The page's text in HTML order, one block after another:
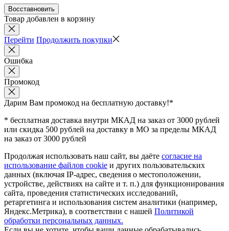
Восставновить
Товар добавлен в корзину
Перейти Продолжить покупки
Ошибка
Промокод
Дарим Вам промокод на бесплатную доставку!*
* бесплатная доставка внутри МКАД на заказ от 3000 рублей
или скидка 500 рублей на доставку в МО за пределы МКАД
на заказ от 3000 рублей
Продолжая использовать наш сайт, вы даёте согласие на
использование файлов cookie и других пользовательских
данных (включая IP-адрес, сведения о местоположении,
устройстве, действиях на сайте и т. п.) для функционирования
сайта, проведения статистических исследований,
ретаргетинга и использования систем аналитики (например,
Яндекс.Метрика), в соответствии с нашей Политикой
обработки персональных данных.